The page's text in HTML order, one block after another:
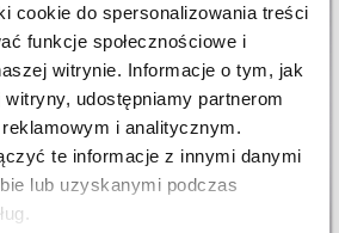
cookie do spersonalizowania treści
funkcje społecznościowe i
witrynie. Informacje o tym, jak
udostępniamy partnerom
i analitycznym.
te informacje z innymi danymi
lub uzyskanymi podczas